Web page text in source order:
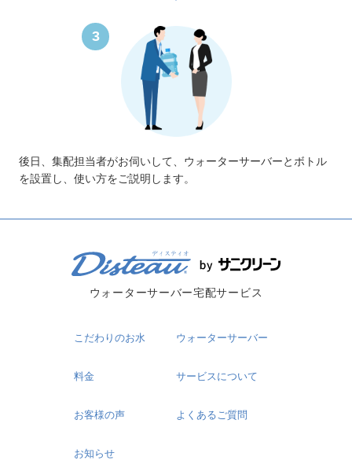
3
後日、集配担当者がお伺いして、ウォーターサーバーとボトル
を設置し、使い方をご説明します。
ウォーターサーバー宅配サービス
こだわりのお水 ウォーターサーバー
料金 サービスについて
お客様の声 よくあるご質問
お知らせ